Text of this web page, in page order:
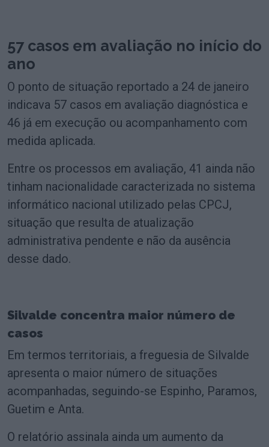
57 casos em avaliação no início do
ano
O ponto de situação reportado a 24 de janeiro
indicava 57 casos em avaliação diagnóstica e
46 já em execução ou acompanhamento com
medida aplicada.
Entre os processos em avaliação, 41 ainda não
tinham nacionalidade caracterizada no sistema
informático nacional utilizado pelas CPCJ,
situação que resulta de atualização
administrativa pendente e não da ausência
desse dado.
Silvalde concentra maior número de
casos
Em termos territoriais, a freguesia de Silvalde
apresenta o maior número de situações
acompanhadas, seguindo-se Espinho, Paramos,
Guetim e Anta.
O relatório assinala ainda um aumento da